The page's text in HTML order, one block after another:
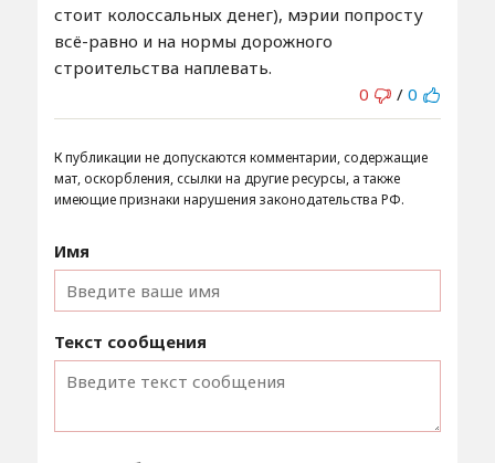
стоит колоссальных денег), мэрии попросту
всё-равно и на нормы дорожного
строительства наплевать.
0
/ 0
К публикации не допускаются комментарии, содержащие
мат, оскорбления, ссылки на другие ресурсы, а также
имеющие признаки нарушения законодательства РФ.
Имя
Текст сообщения